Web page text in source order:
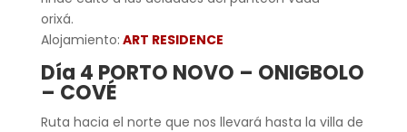
orixá.
Alojamiento: ART RESIDENCE
Día 4 PORTO NOVO – ONIGBOLO
– COVÉ
Ruta hacia el norte que nos llevará hasta la villa de